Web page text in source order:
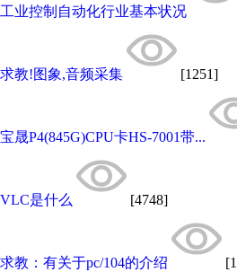
工业控制自动化行业基本状况
求教!图象,音频采集 [1251]
宝晟P4(845G)CPU卡HS-7001带...
VLC是什么 [4748]
求教：有关于pc/104的介绍